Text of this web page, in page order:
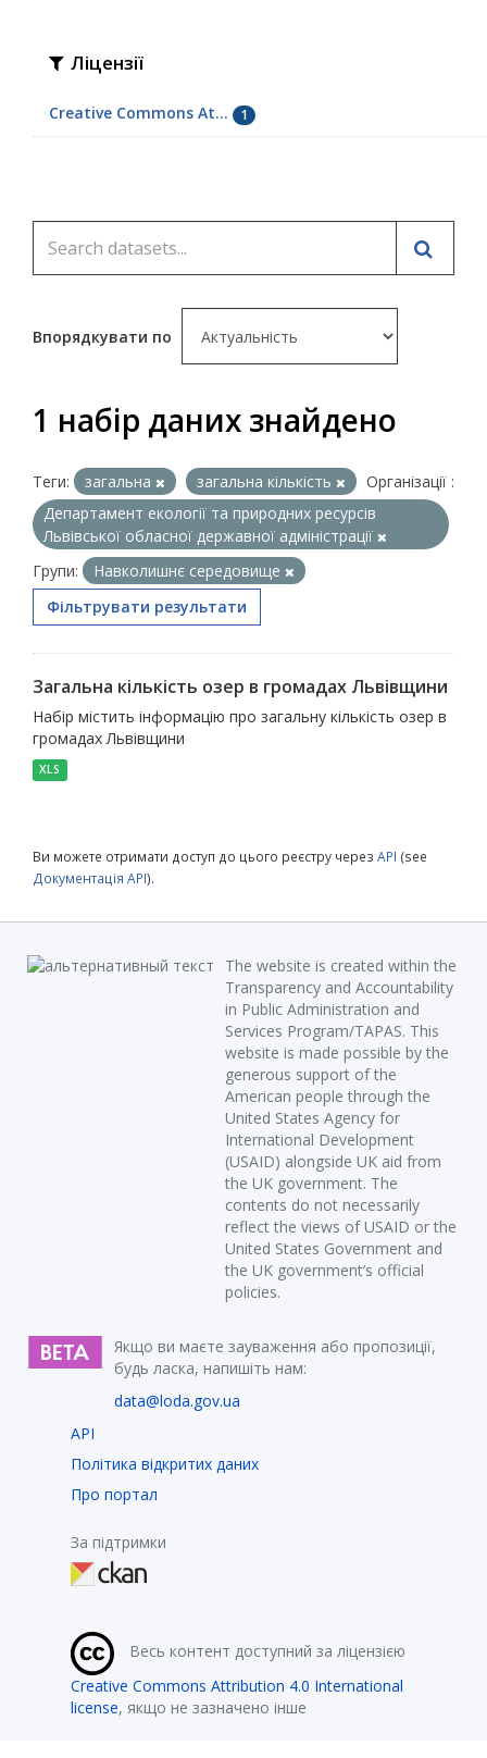
Ліцензії
Creative Commons At... 1
Впорядкувати по
1 набір даних знайдено
Теги: загальна загальна кількість
Організації :
Департамент екології та природних ресурсів
Львівської обласної державної адміністрації
Групи:
Навколишнє середовище
Фільтрувати результати
Загальна кількість озер в громадах Львівщини
Набір містить інформацію про загальну кількість озер в
громадах Львівщини
XLS
Ви можете отримати доступ до цього реєстру через API (see
Документація API).
The website is created within the
Transparency and Accountability
in Public Administration and
Services Program/TAPAS. This
website is made possible by the
generous support of the
American people through the
United States Agency for
International Development
(USAID) alongside UK aid from
the UK government. The
contents do not necessarily
reflect the views of USAID or the
United States Government and
the UK government’s official
policies.
Якщо ви маєте зауваження або пропозиції,
будь ласка, напишіть нам:
data@loda.gov.ua
API
Політика відкритих даних
Про портал
За підтримки
Весь контент доступний за ліцензією
Creative Commons Attribution 4.0 International
license, якщо не зазначено інше